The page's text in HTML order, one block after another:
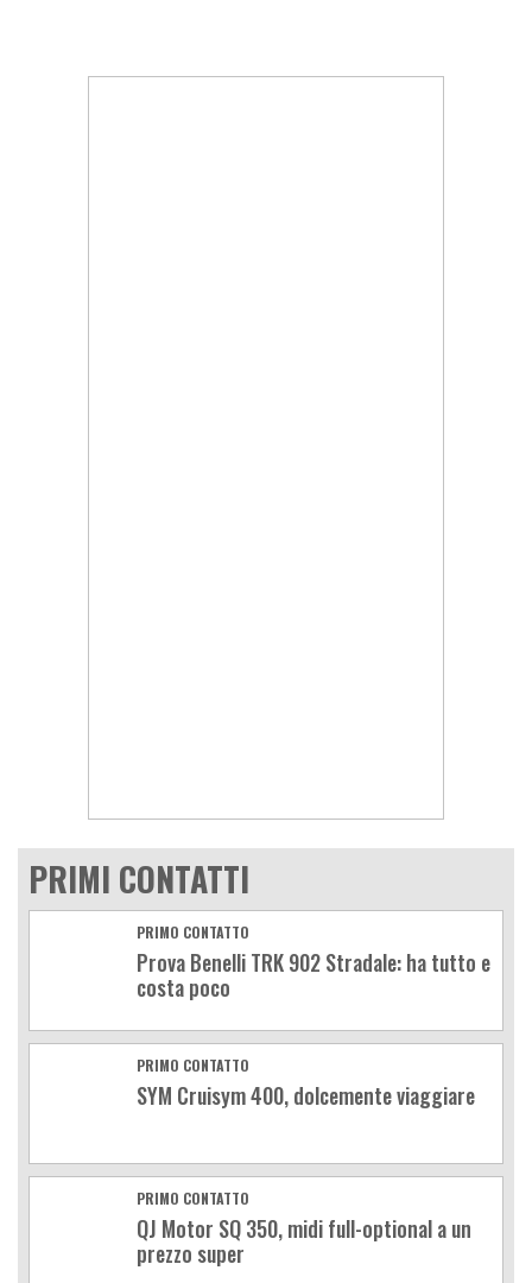
PRIMI CONTATTI
PRIMO CONTATTO
Prova Benelli TRK 902 Stradale: ha tutto e
costa poco
PRIMO CONTATTO
SYM Cruisym 400, dolcemente viaggiare
PRIMO CONTATTO
QJ Motor SQ 350, midi full-optional a un
prezzo super